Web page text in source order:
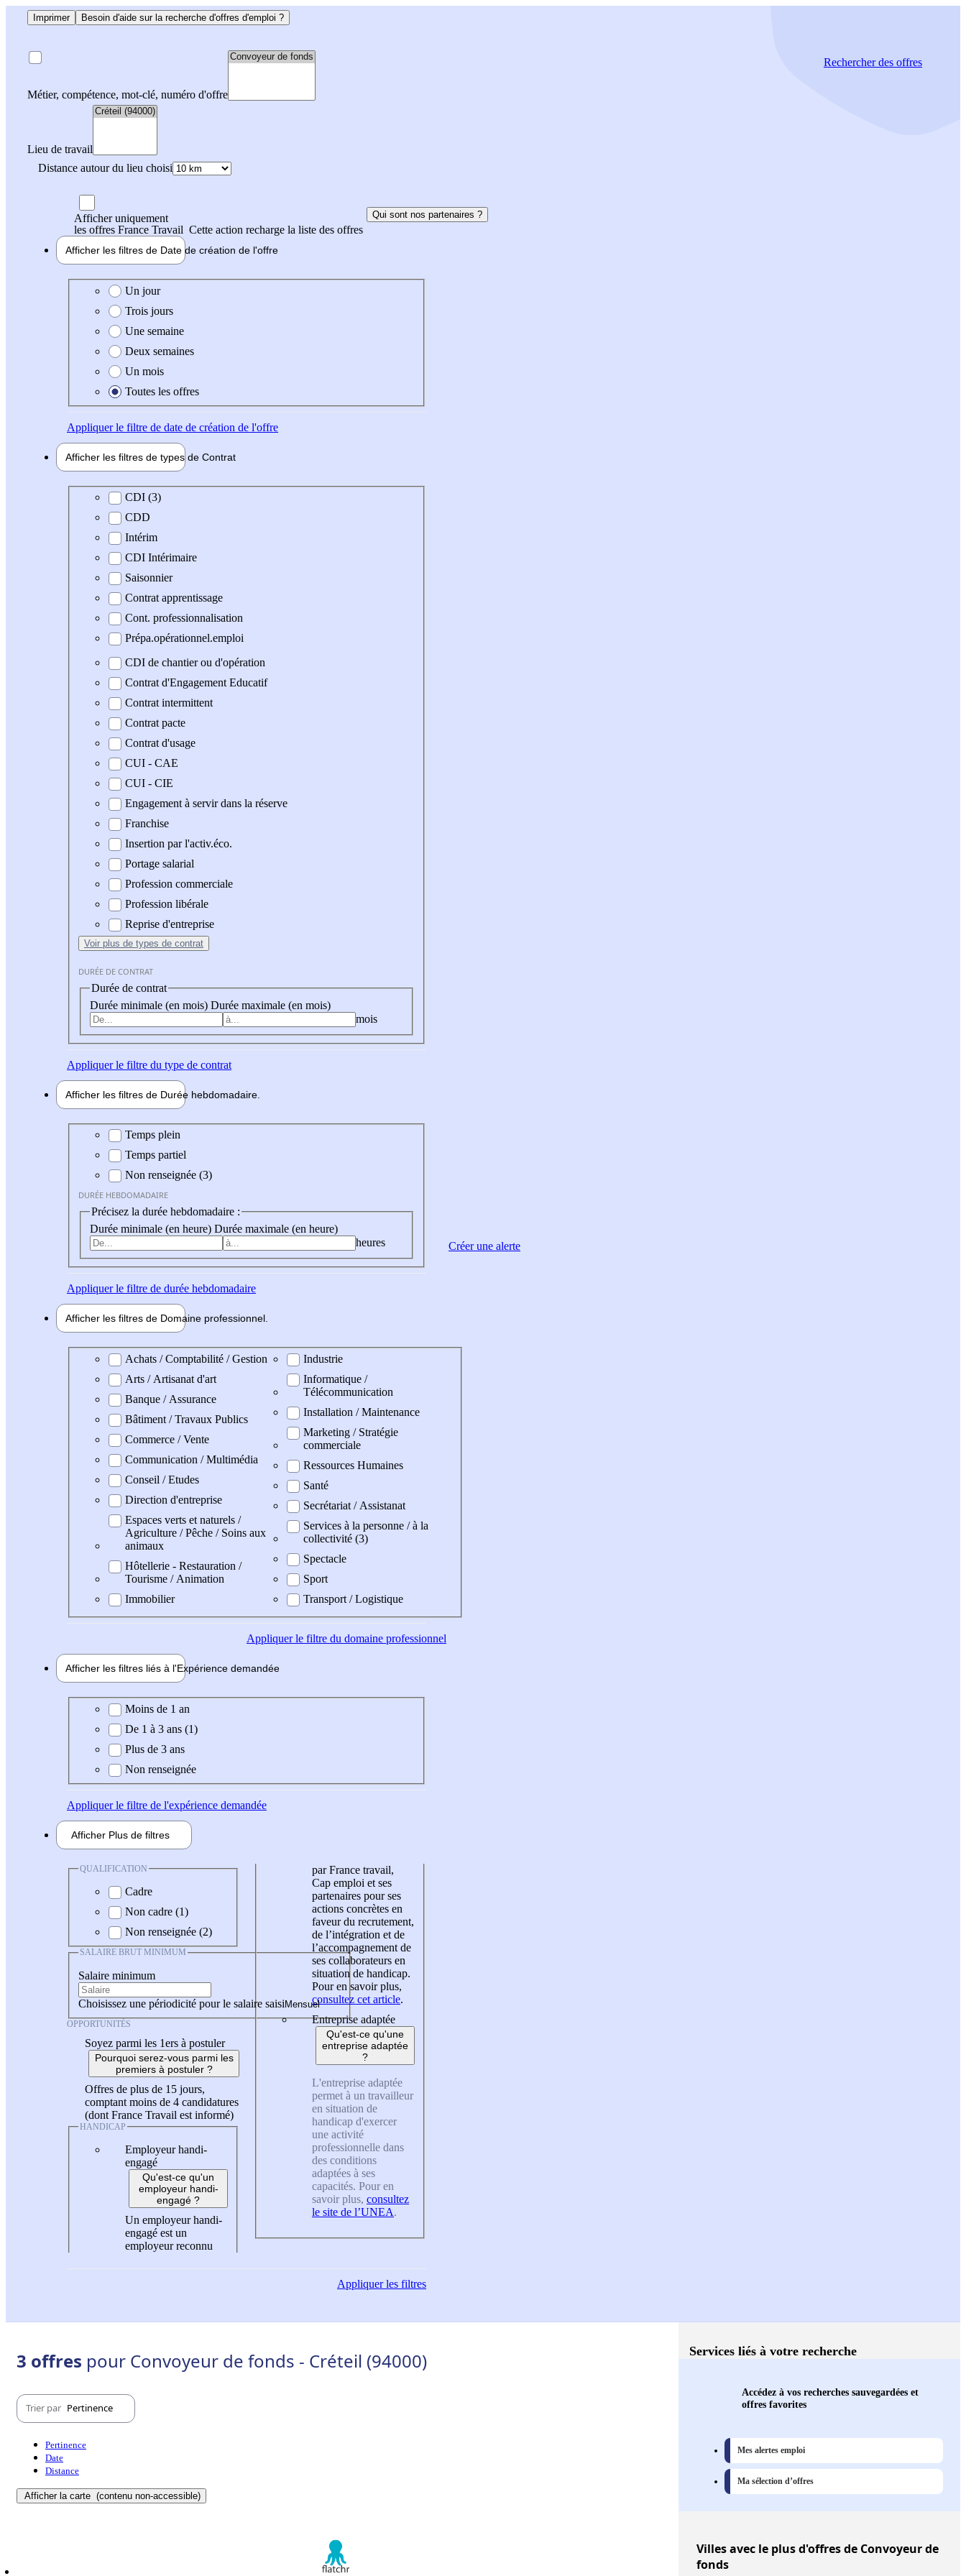
Imprimer Besoin d'aide sur la recherche d'offres d'emploi ?
Métier, compétence, mot-clé, numéro d'offre
Lieu de travail
Distance autour du lieu choisi
Rechercherdes offres
Afficher uniquement
les offres France Travail Cette action recharge la liste des offres
Qui sont nos partenaires ?
Afficher les filtres de Date de création de l'offre
Date de création de l'offre
Un jour
Trois jours
Une semaine
Deux semaines
Un mois
Toutes les offres
Appliquerle filtre de date de création de l'offre
Afficher les filtres de types de Contrat
Type de contrat
CDI (3)
CDD
Intérim
CDI Intérimaire
Saisonnier
Contrat apprentissage
Cont. professionnalisation
Prépa.opérationnel.emploi
CDI de chantier ou d'opération
Contrat d'Engagement Educatif
Contrat intermittent
Contrat pacte
Contrat d'usage
CUI - CAE
CUI - CIE
Engagement à servir dans la réserve
Franchise
Insertion par l'activ.éco.
Portage salarial
Profession commerciale
Profession libérale
Reprise d'entreprise
Voir plus de types de contrat
DURÉE DE CONTRAT
Durée de contrat
Durée minimale (en mois) Durée maximale (en mois)
mois
Appliquerle filtre du type de contrat
Afficher les filtres de Durée hebdomadaire
Durée hebdomadaire
Temps plein
Temps partiel
Non renseignée (3)
DURÉE HEBDOMADAIRE
Précisez la durée hebdomadaire :
Durée minimale (en heure) Durée maximale (en heure)
heures
Appliquerle filtre de durée hebdomadaire
Afficher les filtres de Domaine professionnel
Domaine professionel
Achats / Comptabilité / Gestion
Arts / Artisanat d'art
Banque / Assurance
Bâtiment / Travaux Publics
Commerce / Vente
Communication / Multimédia
Conseil / Etudes
Direction d'entreprise
Espaces verts et naturels /
Agriculture / Pêche / Soins aux
animaux
Hôtellerie - Restauration /
Tourisme / Animation
Immobilier
Industrie
Informatique /
Télécommunication
Installation / Maintenance
Marketing / Stratégie
commerciale
Ressources Humaines
Santé
Secrétariat / Assistanat
Services à la personne / à la
collectivité (3)
Spectacle
Sport
Transport / Logistique
Appliquerle filtre du domaine professionnel
Afficher les filtres liés à l'Expérience demandée
Expérience demandée
Moins de 1 an
De 1 à 3 ans (1)
Plus de 3 ans
Non renseignée
Appliquerle filtre de l'expérience demandée
Afficher Plus de filtres
QUALIFICATION
Cadre
Non cadre (1)
Non renseignée (2)
SALAIRE BRUT MINIMUM
Salaire minimum
Choisissez une périodicité pour le salaire saisi
OPPORTUNITÉS
Soyez parmi les 1ers à postuler
Pourquoi serez-vous parmi les
premiers à postuler ?
Offres de plus de 15 jours,
comptant moins de 4 candidatures
(dont France Travail est informé)
HANDICAP
Employeur handi-
engagé
Qu'est-ce qu'un
employeur handi-
engagé ?
Un employeur handi-
engagé est un
employeur reconnu
par France travail,
Cap emploi et ses
partenaires pour ses
actions concrètes en
faveur du recrutement,
de l’intégration et de
l’accompagnement de
ses collaborateurs en
situation de handicap.
Pour en savoir plus,
consultez cet article.
Entreprise adaptée
Qu'est-ce qu'une
entreprise adaptée
?
L'entreprise adaptée
permet à un travailleur
en situation de
handicap d'exercer
une activité
professionnelle dans
des conditions
adaptées à ses
capacités. Pour en
savoir plus, consultez
le site de l’UNEA.
Appliquerles filtres
Créer une alerte
3 offres pour Convoyeur de fonds - Créteil (94000)
Trier par Pertinence
Pertinence
Date
Distance
Afficher la carte (contenu non-accessible)
Services liés à votre recherche
Accédez à vos recherches sauvegardées et
offres favorites
Mes alertes emploi
Ma sélection d’offres
Villesavec le plus d'offres de Convoyeur de
fonds